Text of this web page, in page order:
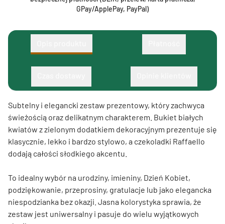
GPay/ApplePay, PayPal)
Subtelny i elegancki zestaw prezentowy, który zachwyca
świeżością oraz delikatnym charakterem. Bukiet białych
kwiatów z zielonym dodatkiem dekoracyjnym prezentuje się
klasycznie, lekko i bardzo stylowo, a czekoladki Raffaello
dodają całości słodkiego akcentu.
To idealny wybór na urodziny, imieniny, Dzień Kobiet,
podziękowanie, przeprosiny, gratulacje lub jako elegancka
niespodzianka bez okazji. Jasna kolorystyka sprawia, że
zestaw jest uniwersalny i pasuje do wielu wyjątkowych